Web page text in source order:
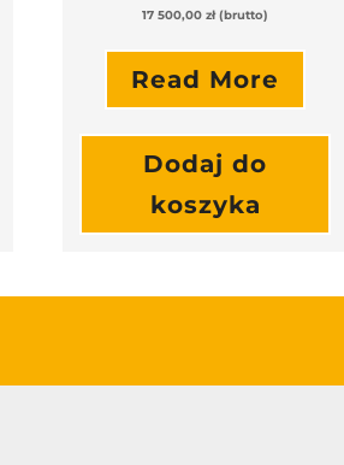
17 500,00zł (brutto)
Read More
Dodaj do
koszyka